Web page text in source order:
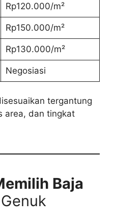
Rp120.000/m²
Rp150.000/m²
Rp130.000/m²
Negosiasi
tergantung
area, dan tingkat
Baja
Genuk